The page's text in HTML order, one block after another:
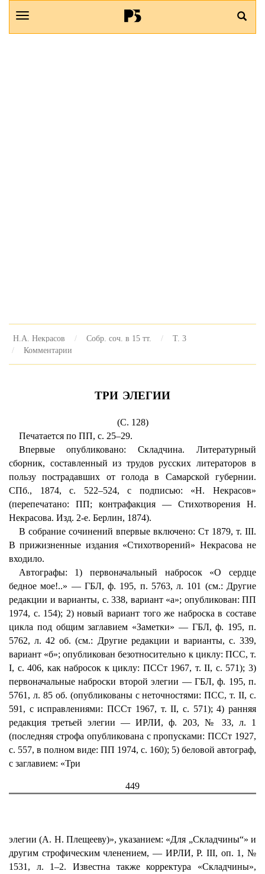
Н.А. Некрасов Собр. соч. в 15 тт.
Т. 3
Комментарии
ТРИ ЭЛЕГИИ
(С. 128)
Печатается по ПП, с. 25–29.
Впервые опубликовано: Складчина. Литературный
сборник, составленный из трудов русских литераторов в
пользу пострадавших от голода в Самарской губернии.
СПб., 1874, с. 522–524, с подписью: «Н. Некрасов»
(перепечатано: ПП; контрафакция — Стихотворения Н.
Некрасова. Изд. 2-е. Берлин, 1874).
В собрание сочинений впервые включено: Ст 1879, т. III.
В прижизненные издания «Стихотворений» Некрасова не
входило.
Автографы: 1) первоначальный набросок «О сердце
бедное мое!..» — ГБЛ, ф. 195, п. 5763, л. 101 (см.: Другие
редакции и варианты, с. 338, вариант «а»; опубликован: ПП
1974, с. 154); 2) новый вариант того же наброска в составе
цикла под общим заглавием «Заметки» — ГБЛ, ф. 195, п.
5762, л. 42 об. (см.: Другие редакции и варианты, с. 339,
вариант «б»; опубликован безотносительно к циклу: ПСС, т.
I, с. 406, как набросок к циклу: ПССт 1967, т. II, с. 571); 3)
первоначальные наброски второй элегии — ГБЛ, ф. 195, п.
5761, л. 85 об. (опубликованы с неточностями: ПСС, т. II, с.
591, с исправлениями: ПССт 1967, т. II, с. 571); 4) ранняя
редакция третьей элегии — ИРЛИ, ф. 203, № 33, л. 1
(последняя строфа опубликована с пропусками: ПССт 1927,
с. 557, в полном виде: ПП 1974, с. 160); 5) беловой автограф,
с заглавием: «Три
449
элегии (А. Н. Плещееву)», указанием: «Для „Складчины“» и
другим строфическим членением, — ИРЛИ, Р. III, оп. 1, №
1531, л. 1–2. Известна также корректура «Складчины»,